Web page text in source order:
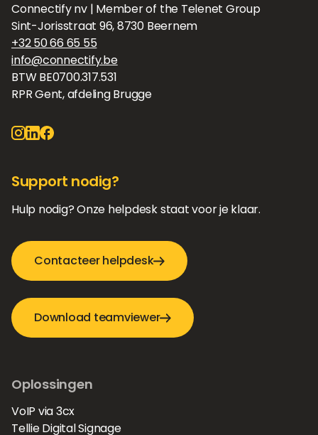
Connectify nv | Member of the Telenet Group
Sint-Jorisstraat 96, 8730 Beernem
+32 50 66 65 55
info@connectify.be
BTW BE0700.317.531
RPR Gent, afdeling Brugge
Support nodig?
Hulp nodig? Onze helpdesk staat voor je klaar.
Contacteer helpdesk
Download teamviewer
Oplossingen
VoIP via 3cx
Tellie Digital Signage